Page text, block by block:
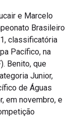
e Marcelo
Brasileiro
classificatória
Pacífico, na
Benito, que
Junior,
de Águas
em novembro, e